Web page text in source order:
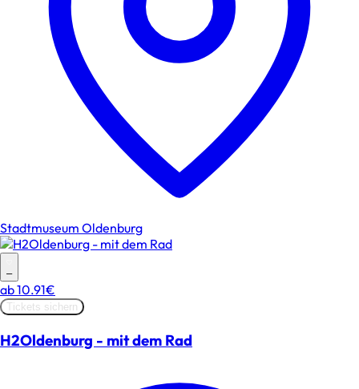
Stadtmuseum Oldenburg
–
ab10.91€
Tickets sichern
H2Oldenburg - mit dem Rad